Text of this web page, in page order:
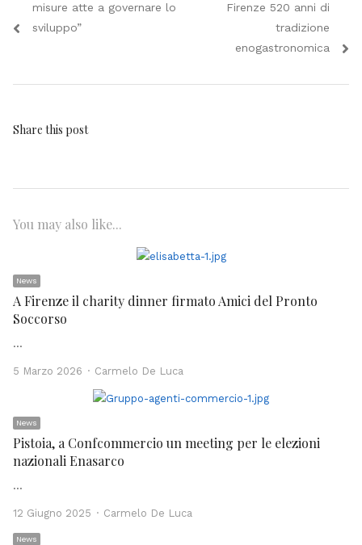
misure atte a governare lo
sviluppo”
Firenze 520 anni di
tradizione
enogastronomica
Share this post
You may also like...
News
A Firenze il charity dinner firmato Amici del Pronto
Soccorso
…
5 Marzo 2026 Author
Carmelo De Luca
News
Pistoia, a Confcommercio un meeting per le elezioni
nazionali Enasarco
…
12 Giugno 2025 Author
Carmelo De Luca
News